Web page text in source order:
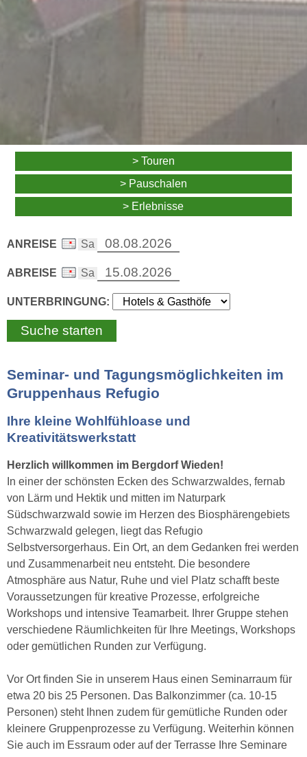
> Touren
> Pauschalen
> Erlebnisse
ANREISE
ABREISE
UNTERBRINGUNG:
Seminar- und Tagungsmöglichkeiten im
Gruppenhaus Refugio
Ihre kleine Wohlfühloase und
Kreativitätswerkstatt
Herzlich willkommen im Bergdorf Wieden!
In einer der schönsten Ecken des Schwarzwaldes, fernab
von Lärm und Hektik und mitten im Naturpark
Südschwarzwald sowie im Herzen des Biosphärengebiets
Schwarzwald gelegen, liegt das Refugio
Selbstversorgerhaus. Ein Ort, an dem Gedanken frei werden
und Zusammenarbeit neu entsteht. Die besondere
Atmosphäre aus Natur, Ruhe und viel Platz schafft beste
Voraussetzungen für kreative Prozesse, erfolgreiche
Workshops und intensive Teamarbeit. Ihrer Gruppe stehen
verschiedene Räumlichkeiten für Ihre Meetings, Workshops
oder gemütlichen Runden zur Verfügung.
Vor Ort finden Sie in unserem Haus einen Seminarraum für
etwa 20 bis 25 Personen. Das Balkonzimmer (ca. 10-15
Personen) steht Ihnen zudem für gemütliche Runden oder
kleinere Gruppenprozesse zu Verfügung. Weiterhin können
Sie auch im Essraum oder auf der Terrasse Ihre Seminare